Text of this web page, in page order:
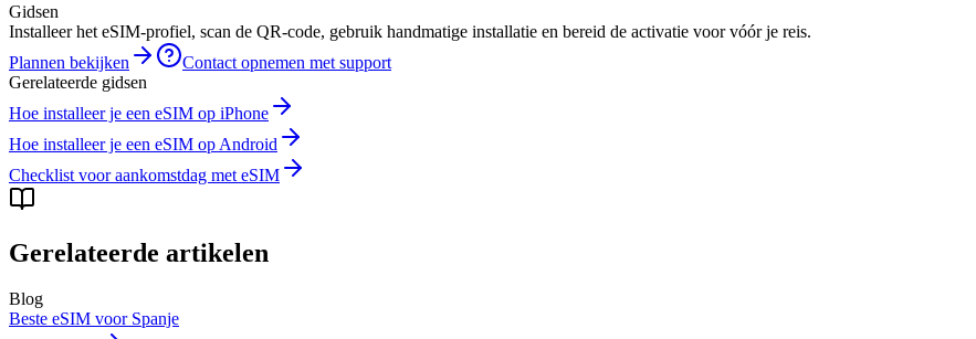
Gidsen
Installeer het eSIM-profiel, scan de QR-code, gebruik handmatige installatie en bereid de activatie voor vóór je reis.
Plannen bekijken
Contact opnemen met support
Gerelateerde gidsen
Hoe installeer je een eSIM op iPhone
Hoe installeer je een eSIM op Android
Checklist voor aankomstdag met eSIM
Gerelateerde artikelen
Blog
Beste eSIM voor Spanje